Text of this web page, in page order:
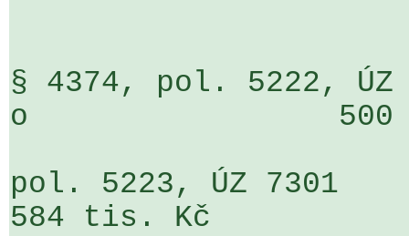
§ 4374, pol. 5222, ÚZ
o                 500
pol. 5223, ÚZ
584 tis. Kč